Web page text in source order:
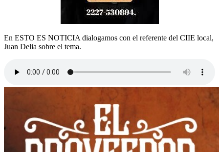
En ESTO ES NOTICIA dialogamos con el referente del CIIE local,
Juan Delia sobre el tema.